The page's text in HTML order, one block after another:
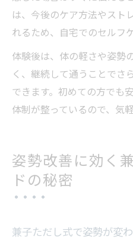
は、今後のケア方法やスト
れるため、自宅でのセルフ
体験後は、体の軽さや姿勢
く、継続して通うことでさ
できます。初めての方でも
体制が整っているので、気
姿勢改善に効く
ドの秘密
兼子ただし式で姿勢が変